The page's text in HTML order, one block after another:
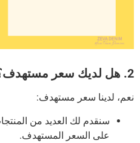
2. هل لديك سعر مستهدف؟
نعم، لدينا سعر مستهدف:
سنقدم لك العديد من
على السعر المستهدف.